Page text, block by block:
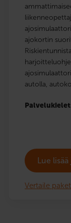
ajokortin
autolla,
Lue
Vertaile